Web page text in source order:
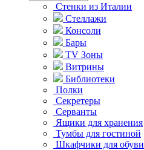
Стенки из Италии
Стеллажи
Консоли
Бары
TV Зоны
Витрины
Библиотеки
Полки
Секретеры
Серванты
Ящики для хранения
Тумбы для гостиной
Шкафчики для обуви